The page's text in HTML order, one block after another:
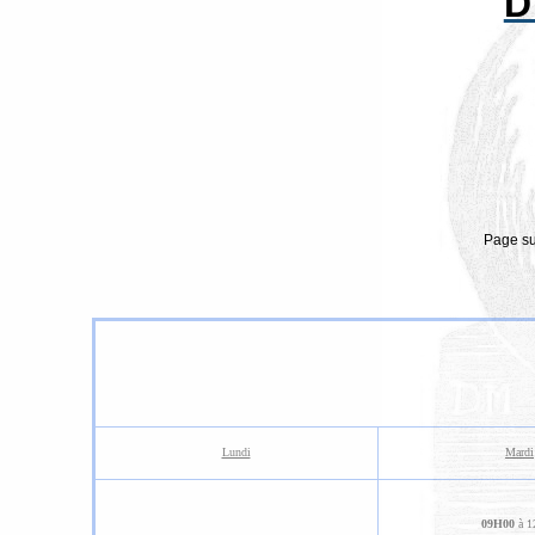
Page
Lundi Mardi
09H00à